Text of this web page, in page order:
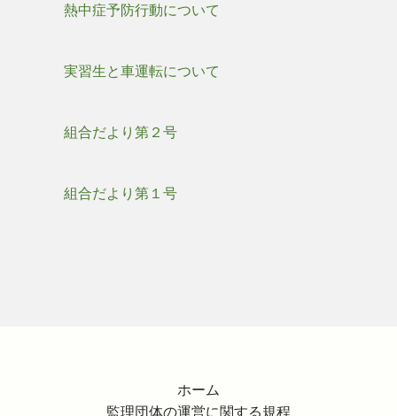
熱中症予防行動について
実習生と車運転について
組合だより第２号
組合だより第１号
ホーム